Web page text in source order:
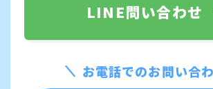
LINE問い合わせ
お電話でのお問い合